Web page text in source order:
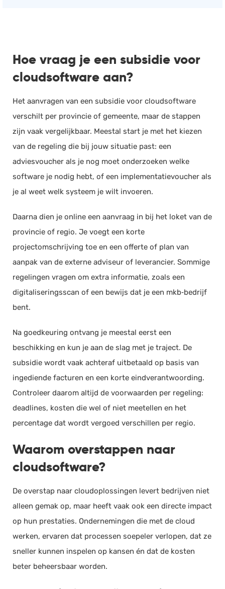
Hoe vraag je een subsidie voor
cloudsoftware aan?
Het aanvragen van een subsidie voor cloudsoftware
verschilt per provincie of gemeente, maar de stappen
zijn vaak vergelijkbaar. Meestal start je met het kiezen
van de regeling die bij jouw situatie past: een
adviesvoucher als je nog moet onderzoeken welke
software je nodig hebt, of een implementatievoucher als
je al weet welk systeem je wilt invoeren.
Daarna dien je online een aanvraag in bij het loket van de
provincie of regio. Je voegt een korte
projectomschrijving toe en een offerte of plan van
aanpak van de externe adviseur of leverancier. Sommige
regelingen vragen om extra informatie, zoals een
digitaliseringsscan of een bewijs dat je een mkb‑bedrijf
bent.
Na goedkeuring ontvang je meestal eerst een
beschikking en kun je aan de slag met je traject. De
subsidie wordt vaak achteraf uitbetaald op basis van
ingediende facturen en een korte eindverantwoording.
Controleer daarom altijd de voorwaarden per regeling:
deadlines, kosten die wel of niet meetellen en het
percentage dat wordt vergoed verschillen per regio.
Waarom overstappen naar
cloudsoftware?
De overstap naar cloudoplossingen levert bedrijven niet
alleen gemak op, maar heeft vaak ook een directe impact
op hun prestaties. Ondernemingen die met de cloud
werken, ervaren dat processen soepeler verlopen, dat ze
sneller kunnen inspelen op kansen én dat de kosten
beter beheersbaar worden.